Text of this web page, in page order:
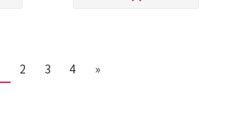
2 3 4 »